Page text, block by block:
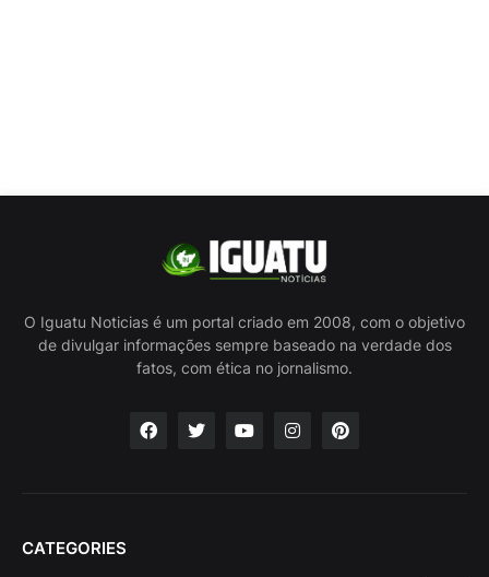
O Iguatu Noticias é um portal criado em 2008, com o objetivo
de divulgar informações sempre baseado na verdade dos
fatos, com ética no jornalismo.
CATEGORIES